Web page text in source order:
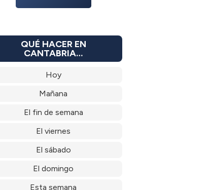
QUÉ HACER EN
CANTABRIA…
Hoy
Mañana
El fin de semana
El viernes
El sábado
El domingo
Esta semana